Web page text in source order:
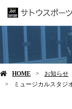
HOME お知らせ
ミュージカルスタジ